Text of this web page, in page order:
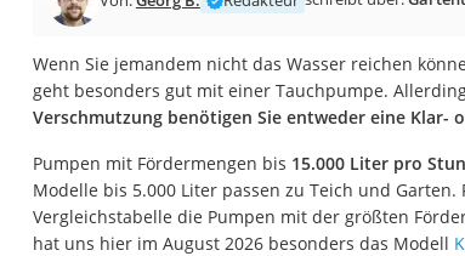
Split-
Pelletofen
Wenn Sie jemandem nicht das Wasser reichen
geht besonders gut mit einer Tauchpumpe.
Verschmutzung benötigen Sie entweder eine Klar-
Pumpen mit Fördermengen bis 15.000 Liter pro
Modelle bis 5.000 Liter passen zu Teich und
Vergleichstabelle die Pumpen mit der größten
hat uns hier im August 2026 besonders das Modell